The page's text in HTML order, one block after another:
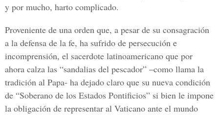
y por mucho, harto complicado.
Proveniente de una orden que, a pesar de su consagración
a la defensa de la fe, ha sufrido de persecución e
incomprensión, el sacerdote latinoamericano que por
ahora calza las “sandalias del pescador” –como llama la
tradición al Papa- ha dejado claro que su nueva condición
de “Soberano de los Estados Pontificios” si bien le impone
la obligación de representar al Vaticano ante el mundo